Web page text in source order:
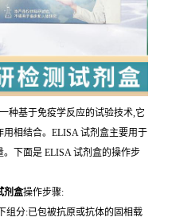
种基于免疫学反应的试验技术,它
相结合。ELISA 试剂盒主要用于
下面是 ELISA 试剂盒的操作步
剂盒操作步骤:
组分:已包被抗原或抗体的固相载